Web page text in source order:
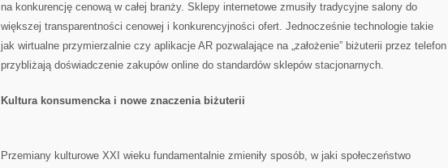
na konkurencję cenową w całej branży. Sklepy internetowe zmusiły tradycyjne salony do
większej transparentności cenowej i konkurencyjności ofert. Jednocześnie technologie takie
jak wirtualne przymierzalnie czy aplikacje AR pozwalające na „założenie” biżuterii przez telefon
przybliżają doświadczenie zakupów online do standardów sklepów stacjonarnych.
Kultura konsumencka i nowe znaczenia biżuterii
Przemiany kulturowe XXI wieku fundamentalnie zmieniły sposób, w jaki społeczeństwo